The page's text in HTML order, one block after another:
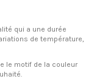
qui a une durée
de température,
le motif de la couleur